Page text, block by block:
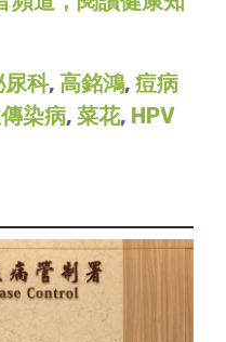
尿科, 高銘鴻, 痘病
染病, 菜花, HPV